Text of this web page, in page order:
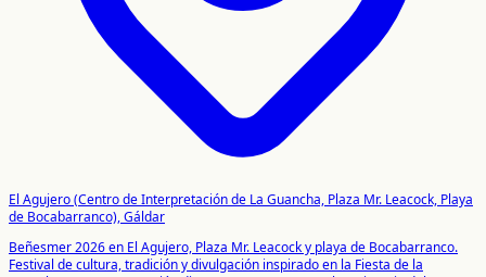
El Agujero (Centro de Interpretación de La Guancha, Plaza Mr. Leacock, Playa
de Bocabarranco), Gáldar
Beñesmer 2026 en El Agujero, Plaza Mr. Leacock y playa de Bocabarranco.
Festival de cultura, tradición y divulgación inspirado en la Fiesta de la